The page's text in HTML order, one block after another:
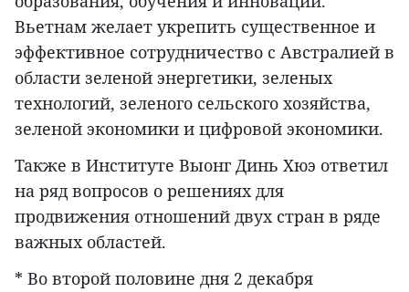
Вьетнам желает укрепить существенное и
эффективное сотрудничество с Австралией в
области зеленой энергетики, зеленых
технологий, зеленого сельского хозяйства,
зеленой экономики и цифровой экономики.
Также в Институте Выонг Динь Хюэ ответил
на ряд вопросов о решениях для
продвижения отношений двух стран в ряде
важных областей.
* Во второй половине дня 2 декабря